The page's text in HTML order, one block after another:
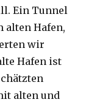
Ein Tunnel
alten Hafen,
wir
Hafen ist
alten und